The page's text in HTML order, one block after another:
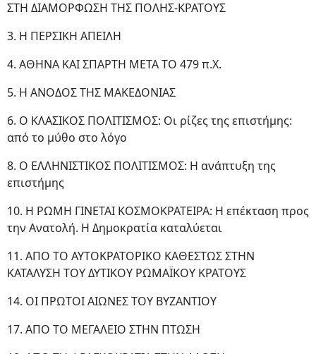
ΣΤΗ ΔΙΑΜΟΡΦΩΣΗ ΤΗΣ ΠΟΛΗΣ-ΚΡΑΤΟΥΣ
3. Η ΠΕΡΣΙΚΗ ΑΠΕΙΛΗ
4. ΑΘΗΝΑ ΚΑΙ ΣΠΑΡΤΗ ΜΕΤΑ ΤΟ 479 π.Χ.
5. Η ΑΝΟΔΟΣ ΤΗΣ ΜΑΚΕΔΟΝΙΑΣ
6. Ο ΚΛΑΣΙΚΟΣ ΠΟΛΙΤΙΣΜΟΣ: Οι ρίζες της επιστήμης:
από το μύθο στο λόγο
8. Ο ΕΛΛΗΝΙΣΤΙΚΟΣ ΠΟΛΙΤΙΣΜΟΣ: Η ανάπτυξη της
επιστήμης
10. Η ΡΩΜΗ ΓΙΝΕΤΑΙ ΚΟΣΜΟΚΡΑΤΕΙΡΑ: Η επέκταση προς
την Ανατολή. Η Δημοκρατία καταλύεται
11. ΑΠΟ ΤΟ ΑΥΤΟΚΡΑΤΟΡΙΚΟ ΚΑΘΕΣΤΩΣ ΣΤΗΝ
ΚΑΤΑΛΥΣΗ ΤΟΥ ΔΥΤΙΚΟΥ ΡΩΜΑΪΚΟΥ ΚΡΑΤΟΥΣ
14. ΟΙ ΠΡΩΤΟΙ ΑΙΩΝΕΣ ΤΟΥ ΒΥΖΑΝΤΙΟΥ
17. ΑΠΟ ΤΟ ΜΕΓΑΛΕΙΟ ΣΤΗΝ ΠΤΩΣΗ